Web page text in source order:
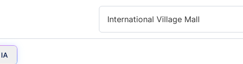
International Village Mall